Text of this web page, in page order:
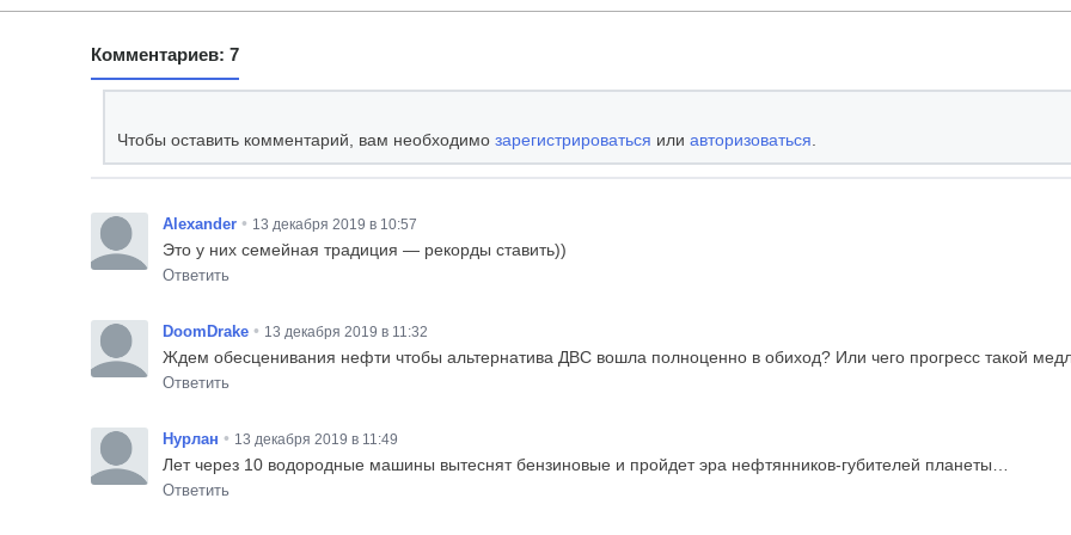
Комментариев: 7
Чтобы оставить комментарий, вам необходимо зарегистрироваться или авторизоваться
Alexander • 13 декабря 2019 в 10:57
Это у них семейная традиция — рекорды ставить))
Ответить
DoomDrake • 13 декабря 2019 в 11:32
Ждем обесценивания нефти чтобы альтернатива ДВС вошла полноценно в обиход? Или чего прогресс такой
Ответить
Нурлан • 13 декабря 2019 в 11:49
Лет через 10 водородные машины вытеснят бензиновые и пройдет эра нефтянников-губителей планеты…
Ответить